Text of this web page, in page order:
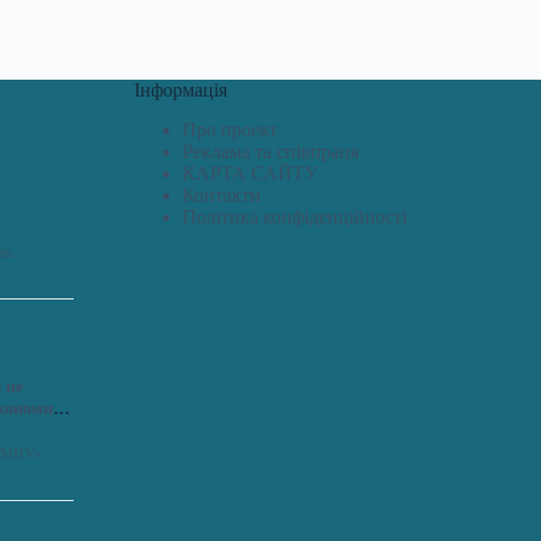
не
Інформація
Про проект
Реклама та співпраця
КАРТА САЙТУ
Контакти
Політика конфіденційності